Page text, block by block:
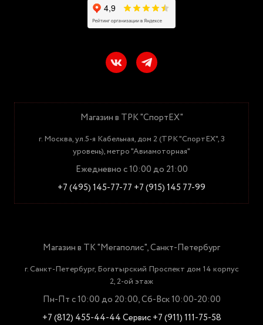
Магазин в ТРК "СпортЕХ"
г. Москва, ул.5-я Кабельная, дом 2 (ТРК "СпортЕХ", 3
уровень), метро "Авиамоторная"
Ежедневно с 10:00 до 21:00
+7 (495) 145-77-77 +7 (915) 145 77-99
Магазин в ТК "Мегаполис", Санкт-Петербург
г. Санкт-Петербург, Богатырский Проспект дом 14 корпус
2, 2-ой этаж
Пн-Пт с 10:00 до 20:00, Сб-Вск 10:00-20:00
+7 (812) 455-44-44Сервис +7 (911) 111-75-58